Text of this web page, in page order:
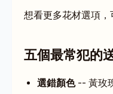
想看更多花材選項，
五個最常犯的
選錯顏色-- 黃玫